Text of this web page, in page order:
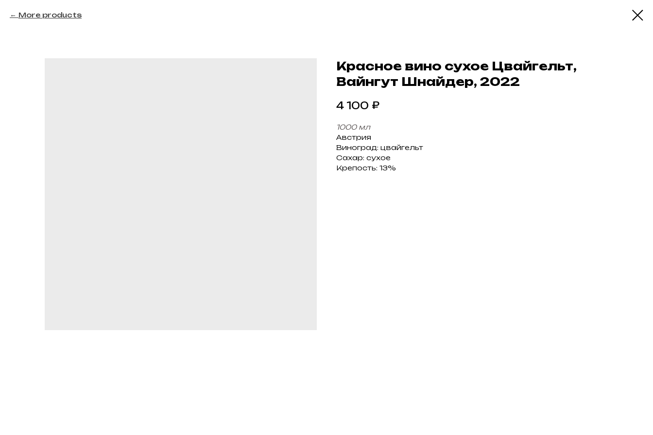
More products
Красное вино сухое Цвайгельт,
Вайнгут Шнайдер, 2022
4 100 ₽
1000 мл
Австрия
Виноград: цвайгельт
Сахар: сухое
Крепость: 13%